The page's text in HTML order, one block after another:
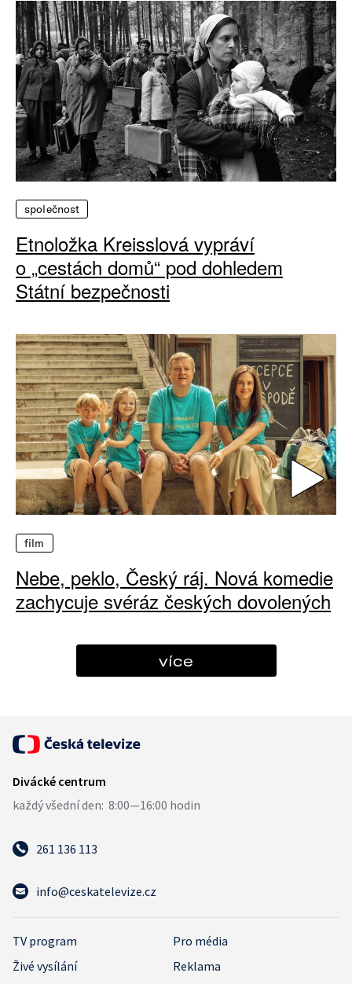
společnost
Etnoložka Kreisslová vypráví
o „cestách domů“ pod dohledem
Státní bezpečnosti
film
Nebe, peklo, Český ráj. Nová komedie
zachycuje svéráz českých dovolených
více
261 136 113
info@ceskatelevize.cz
TV program
Pro média
Živé vysílání
Reklama